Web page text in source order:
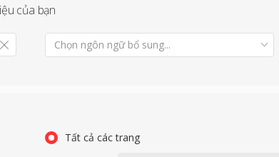
của bạn
Chọn ngôn ngữ bổ sung...
Tất cả các trang